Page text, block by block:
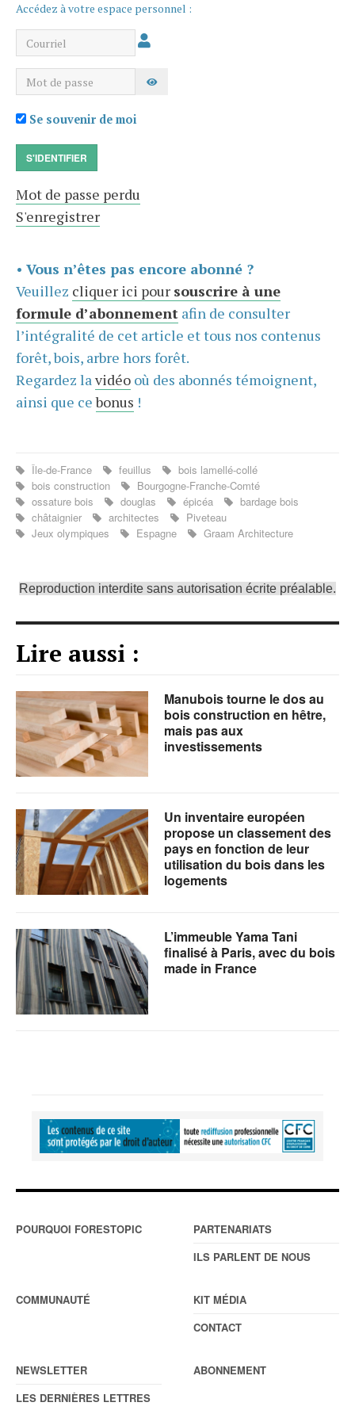
Accédez à votre espace personnel :
Courriel
Mot de passe AFFICHER LE MOT DE PASSE
Se souvenir de moi
S'IDENTIFIER
Mot de passe perdu
S'enregistrer
• Vous n’êtes pas encore abonné ?
Veuillez cliquer ici pour souscrire à une
formule d’abonnement afin de consulter
l’intégralité de cet article et tous nos contenus
forêt, bois, arbre hors forêt.
Regardez lavidéo où des abonnés témoignent,
ainsi que cebonus !
Île-de-France feuillus
bois lamellé-collé
bois construction
Bourgogne-Franche-Comté
ossature bois
douglas épicéa
bardage bois
châtaignier
architectes
Piveteau
Jeux olympiques
Espagne Graam Architecture
Reproduction interdite sans autorisation écrite préalable.
Lire aussi :
Manubois tourne le dos au
bois construction en hêtre,
mais pas aux
investissements
Un inventaire européen
propose un classement des
pays en fonction de leur
utilisation du bois dans les
logements
L’immeuble Yama Tani
finalisé à Paris, avec du bois
made in France
POURQUOI FORESTOPIC
PARTENARIATS
ILS PARLENT DE NOUS
COMMUNAUTÉ
KIT MÉDIA
CONTACT
NEWSLETTER
LES DERNIÈRES LETTRES
ABONNEMENT